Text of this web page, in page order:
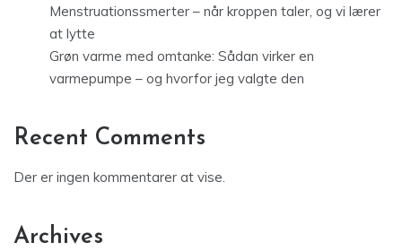
Menstruationssmerter – når kroppen taler, og vi lærer
at lytte
Grøn varme med omtanke: Sådan virker en
varmepumpe – og hvorfor jeg valgte den
Recent Comments
Der er ingen kommentarer at vise.
Archives